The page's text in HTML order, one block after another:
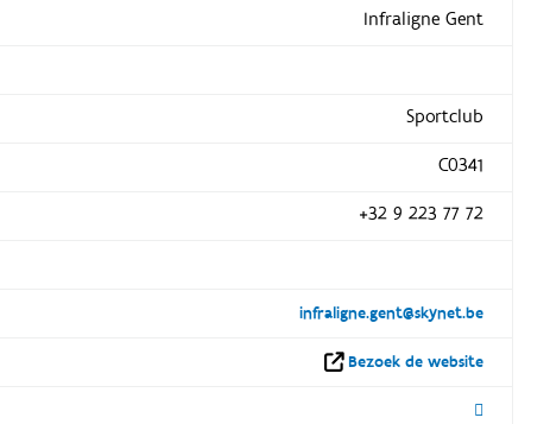
Infraligne Gent
Sportclub
C0341
+32 9 223 77 72
infraligne.gent@skynet.be
Bezoek de website